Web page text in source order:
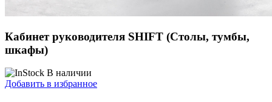
Кабинет руководителя SHIFT (Столы, тумбы,
шкафы)
В наличии
Добавить в избранное